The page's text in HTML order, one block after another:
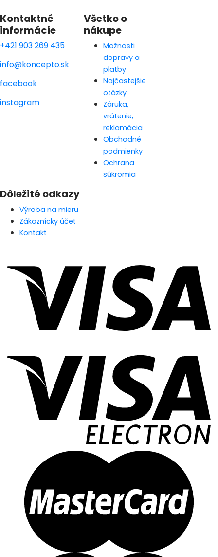
Kontaktné
informácie
+421 903 269 435
info@koncepto.sk
facebook
instagram
Všetko o
nákupe
Možnosti
dopravy a
platby
Najčastejšie
otázky
Záruka,
vrátenie,
reklamácia
Obchodné
podmienky
Ochrana
súkromia
Dôležité odkazy
Výroba na mieru
Zákaznícky účet
Kontakt